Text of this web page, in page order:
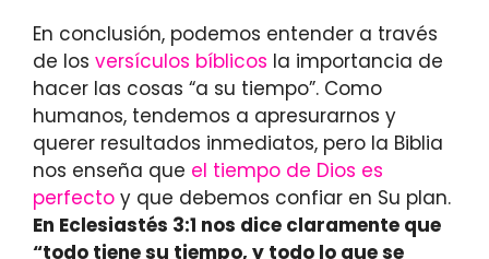
En conclusión, podemos entender a través
de los versículos bíblicos la importancia de
hacer las cosas “a su tiempo”. Como
humanos, tendemos a apresurarnos y
querer resultados inmediatos, pero la Biblia
nos enseña que el tiempo de Dios es
perfecto y que debemos confiar en Su plan.
En Eclesiastés 3:1 nos dice claramente que
“todo tiene su tiempo, y todo lo que se